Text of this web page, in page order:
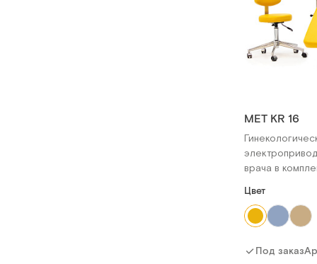
МЕТ KR 16
врача в
Цвет
Под заказ